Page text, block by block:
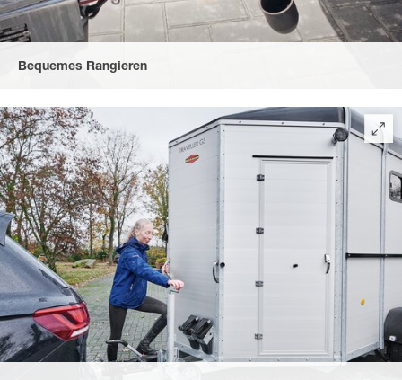
Bequemes Rangieren
optimal platzierte Rangiergriffe.